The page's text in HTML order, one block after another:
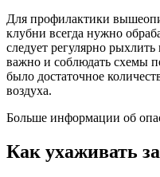
Для профилактики
клубни всегда нужно
следует регулярно
важно и соблюдать схемы
было достаточное
воздуха.
Больше информации об
Как ухаживать